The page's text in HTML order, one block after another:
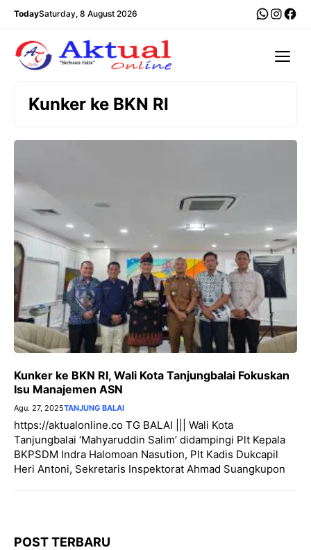
Langsung
TodaySaturday, 8 August 2026
Kunker ke BKN RI
Kunker ke BKN RI, Wali Kota Tanjungbalai Fokuskan
Isu Manajemen ASN
Agu. 27, 2025TANJUNG BALAI
https://aktualonline.co TG BALAI ||| Wali Kota
Tanjungbalai ‘Mahyaruddin Salim’ didampingi Plt Kepala
BKPSDM Indra Halomoan Nasution, Plt Kadis Dukcapil
Heri Antoni, Sekretaris Inspektorat Ahmad Suangkupon
POST TERBARU